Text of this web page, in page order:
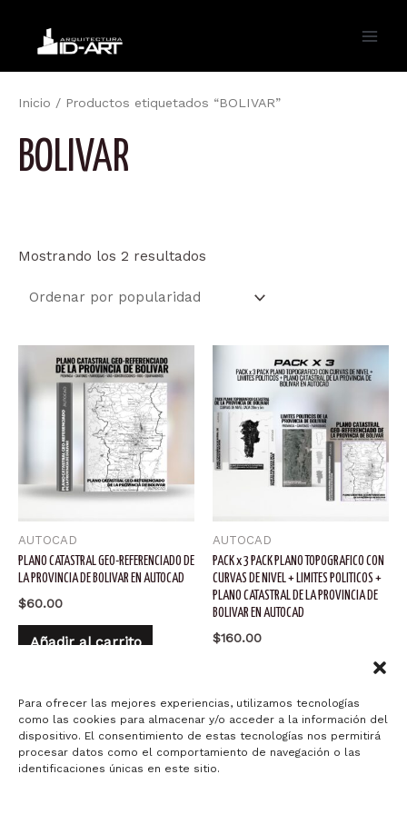
Para ofrecer las mejores experiencias, utilizamos tecnologías
como las cookies para almacenar y/o acceder a la información del
dispositivo. El consentimiento de estas tecnologías nos permitirá
procesar datos como el comportamiento de navegación o las
identificaciones únicas en este sitio.
contenido
Inicio / Productos etiquetados “BOLIVAR”
BOLIVAR
Mostrando los 2 resultados
AUTOCAD
PLANO CATASTRAL GEO-REFERENCIADO DE
LA PROVINCIA DE BOLIVAR EN AUTOCAD
$60.00
Añadir al carrito
AUTOCAD
PACK x 3 PACK PLANO TOPOGRAFICO CON
CURVAS DE NIVEL + LIMITES POLITICOS +
PLANO CATASTRAL DE LA PROVINCIA DE
BOLIVAR EN AUTOCAD
$160.00